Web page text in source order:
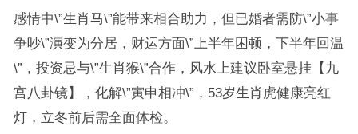
感情中\”生肖马\”能带来相合助力，但已婚者需防\”小事
争吵\”演变为分居，财运方面\”上半年困顿，下半年回温
\”，投资忌与\”生肖猴\”合作，风水上建议卧室悬挂【九
宫八卦镜】，化解\”寅申相冲\”，53岁生肖虎健康亮红
灯，立冬前后需全面体检。